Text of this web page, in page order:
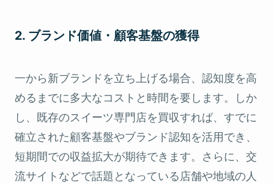
2. ブランド価値・顧客基盤の獲得
一から新ブランドを立ち上げる場合、認知度を高
めるまでに多大なコストと時間を要します。しか
し、既存のスイーツ専門店を買収すれば、すでに
確立された顧客基盤やブランド認知を活用でき、
短期間での収益拡大が期待できます。さらに、交
流サイトなどで話題となっている店舗や地域の人